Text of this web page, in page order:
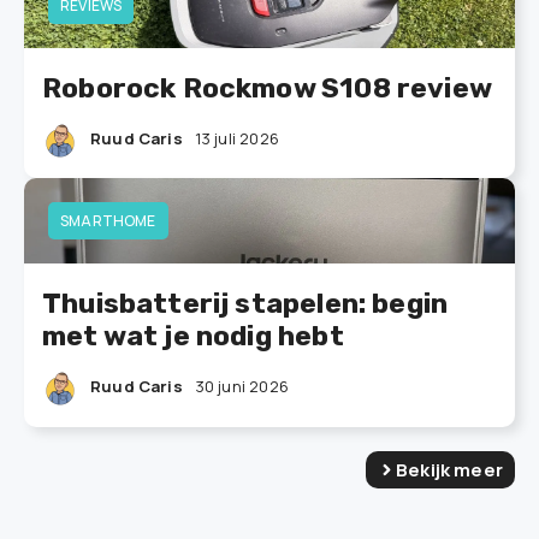
REVIEWS
Roborock Rockmow S108 review
Ruud Caris 13 juli 2026
SMARTHOME
Thuisbatterij stapelen: begin
met wat je nodig hebt
Ruud Caris 30 juni 2026
Bekijk meer